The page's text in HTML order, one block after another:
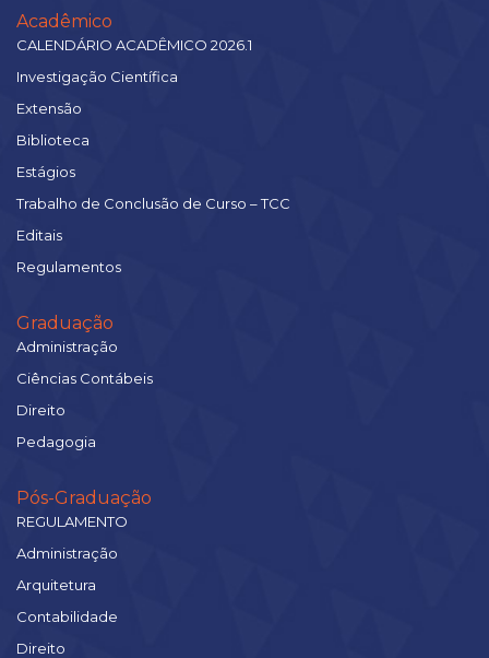
Acadêmico
CALENDÁRIO ACADÊMICO 2026.1
Investigação Científica
Extensão
Biblioteca
Estágios
Trabalho de Conclusão de Curso – TCC
Editais
Regulamentos
Graduação
Administração
Ciências Contábeis
Direito
Pedagogia
Pós-Graduação
REGULAMENTO
Administração
Arquitetura
Contabilidade
Direito